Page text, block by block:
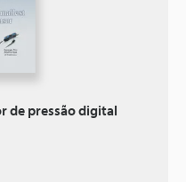
de pressão digital